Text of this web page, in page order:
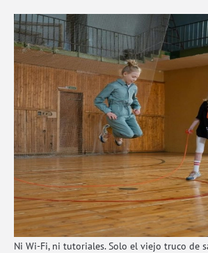
Ni Wi-Fi, ni tutoriales. Solo el viejo truco de